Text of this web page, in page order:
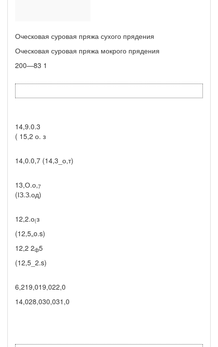
Оческовая суровая пряжа сухого прядения
Оческовая суровая пряжа мокрого прядения
200—83 1
14,9.0.3
( 15,2 о. з
14,0.0,7 (14,3_о,т)
13,О.о,7
(ІЗ.З.од)
12,2.о(з
(12,5„o.s)
12,2 2ф5
(12,5_2.s)
6,219,019,022,0
14,028,030,031,0